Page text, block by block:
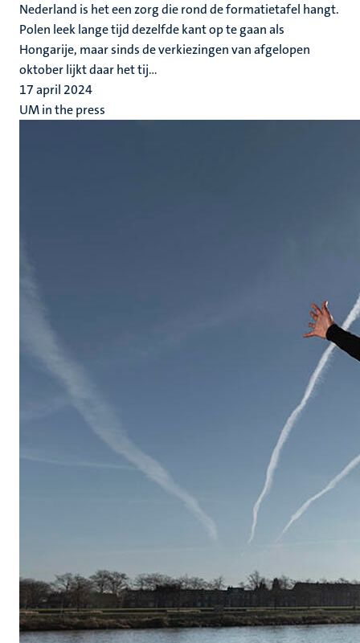
Nederland is het een zorg die rond de formatietafel hangt.
Polen leek lange tijd dezelfde kant op te gaan als
Hongarije, maar sinds de verkiezingen van afgelopen
oktober lijkt daar het tij...
17 april 2024
UM in the press